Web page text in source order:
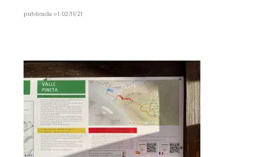
publicada el 02/11/21